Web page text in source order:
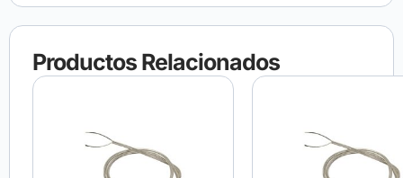
Productos Relacionados